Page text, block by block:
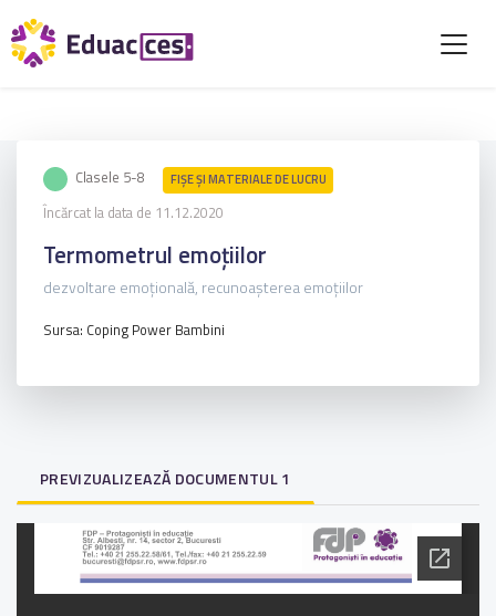
Clasele 5-8 FIŞE ŞI MATERIALE DE LUCRU
Încărcat la data de 11.12.2020
Termometrul emoțiilor
dezvoltare emoțională, recunoașterea emoțiilor
Sursa: Coping Power Bambini
PREVIZUALIZEAZĂ DOCUMENTUL 1